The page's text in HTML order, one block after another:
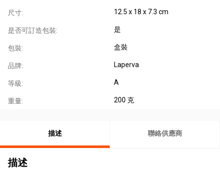
尺寸: 12.5 x 18 x 7.3 cm
是否可訂造包裝: 是
包裝: 盒裝
品牌: Laperva
等級: A
重量: 200 克
描述 聯絡供應商
描述